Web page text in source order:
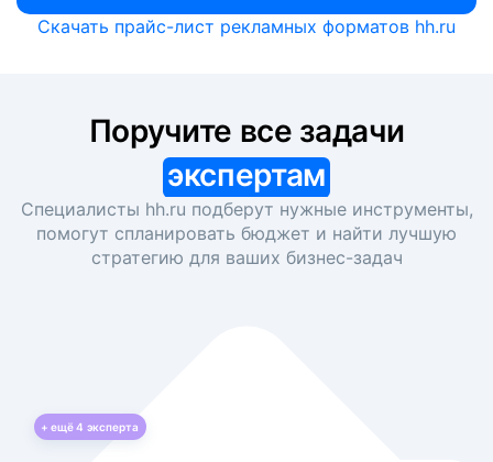
Скачать прайс-лист рекламных форматов hh.ru
экспертам
Специалисты hh.ru подберут нужные инструменты,
помогут спланировать бюджет и найти лучшую
стратегию для ваших бизнес-задач
+ ещё4 эксперта